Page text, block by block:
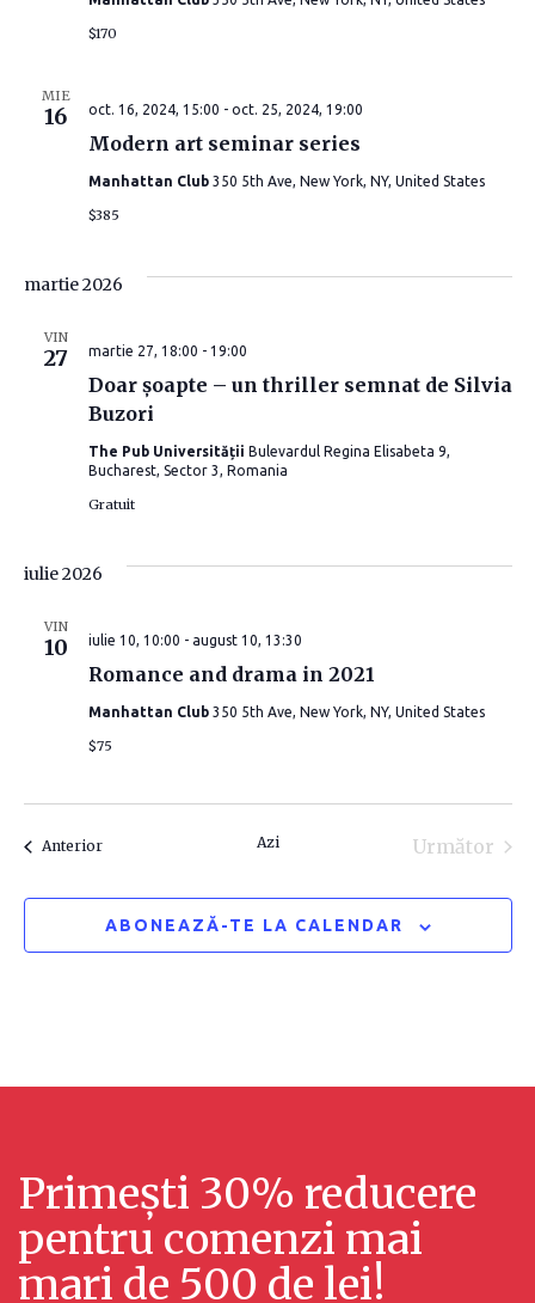
u
r
E
e
i
e
e
$170
MIE
16
Modern art seminar series
oct. 16, 2024, 15:00 - oct. 25, 2024, 19:00
Manhattan Club 350 5th Ave, New York, NY, United States
$385
martie 2026
VIN
27
Doar șoapte – un thriller semnat de Silvia
Buzori
martie 27, 18:00 - 19:00
The Pub Universității Bulevardul Regina Elisabeta 9,
Bucharest, Sector 3, Romania
Gratuit
iulie 2026
VIN
10
Romance and drama in 2021
iulie 10, 10:00 - august 10, 13:30
Manhattan Club 350 5th Ave, New York, NY, United States
$75
AnteriorEvenimente Azi
Următor
ABONEAZĂ-TE LA CALENDAR
Primești 30% reducere
pentru comenzi mai
mari de 500 de lei!